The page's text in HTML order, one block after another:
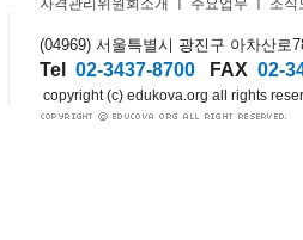
자격관리위원회소개 주요업무 조직
(04969) 서울특별시 광진구 아차산로
Tel 02-3437-8700 FAX 02-
copyright (c) edukova.org all rights